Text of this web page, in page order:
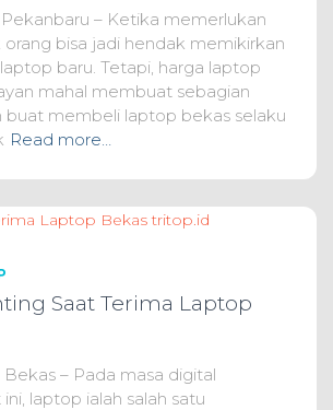
– Ketika memerlukan
bisa jadi hendak memikirkan
baru. Tetapi, harga laptop
mahal membuat sebagian
buat membeli laptop bekas selaku
Read more…
Saat Terima Laptop
– Pada masa digital
laptop ialah salah satu